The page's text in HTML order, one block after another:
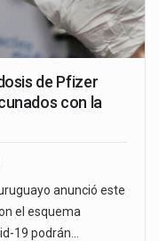
de Pfizer
con la
anunció este
el esquema
19 podrán…